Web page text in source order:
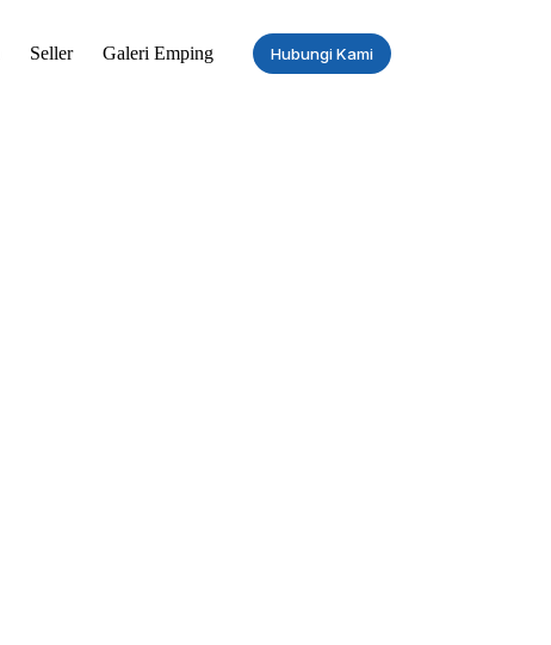
Seller Galeri Emping Hubungi Kami